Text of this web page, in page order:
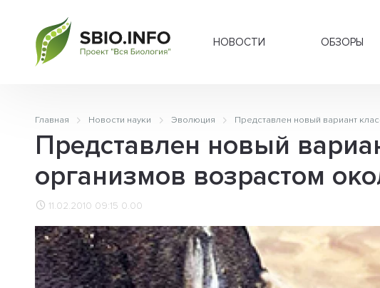
НОВОСТИ ОБЗОРЫ
Главная Новости науки Эволюция Представлен новый вариант
Представлен новый
организмов возрастом
11.02.2010 09:15 0.00